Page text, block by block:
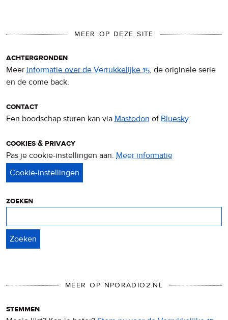
MEER OP DEZE SITE
achtergronden
Meer informatie over de Verrukkelijke 15, de originele serie
en de come back.
contact
Een boodschap sturen kan via Mastodon ofBluesky.
cookies & privacy
Pas je cookie-instellingen aan. Meer informatie
zoeken
MEER OP NPORADIO2.NL
stemmen